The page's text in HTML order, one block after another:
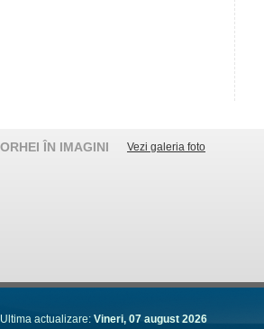
ORHEI ÎN IMAGINI Vezi galeria foto
Ultima actualizare: Vineri, 07 august 2026